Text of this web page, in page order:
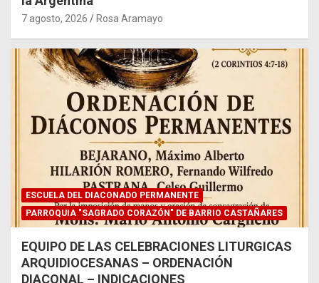
7 agosto, 2026 Rosa Aramayo
ESCUELA DEL DIACONADO PERMANENTE
PARROQUIA "SAGRADO CORAZÓN" DE BARRIO CASTAÑARES
EQUIPO DE LAS CELEBRACIONES LITURGICAS
ARQUIDIOCESANAS – ORDENACIÓN
DIACONAL – INDICACIONES